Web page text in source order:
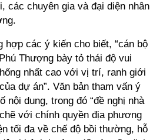
các chuyên gia và đại diện nhân
hợp các ý kiến cho biết, “cán bộ
Thượng bày tỏ thái độ vui
nhất cao với vị trí, ranh giới
dự án”. Văn bản tham vấn ý
nội dung, trong đó “đề nghị nhà
với chính quyền địa phương
tối đa về chế độ bồi thường, hỗ